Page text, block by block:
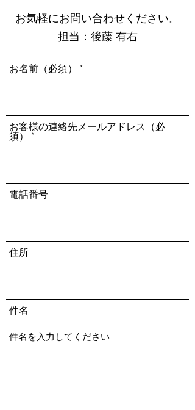
お気軽にお問い合わせください。
担当：後藤 有右
お名前（必須）
お客様の連絡先メールアドレス（必
須）
電話番号
住所
件名